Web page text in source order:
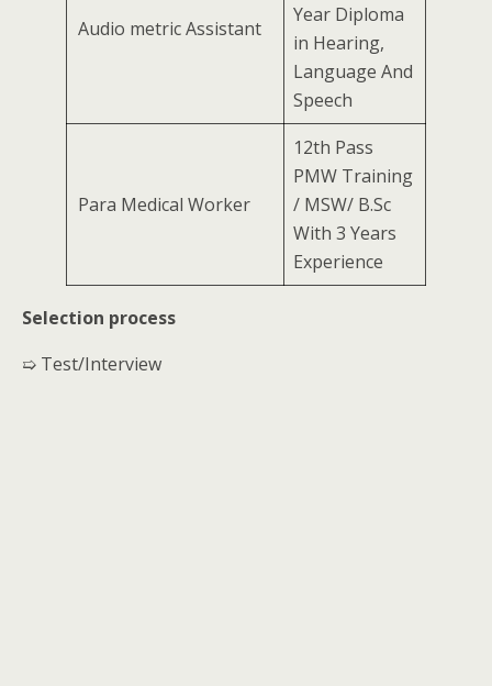
Audio metric Assistant
Year Diploma
in Hearing,
Language And
Speech
Para Medical Worker
12th Pass
PMW Training
/ MSW/ B.Sc
With 3 Years
Experience
Selection process
➯ Test/Interview